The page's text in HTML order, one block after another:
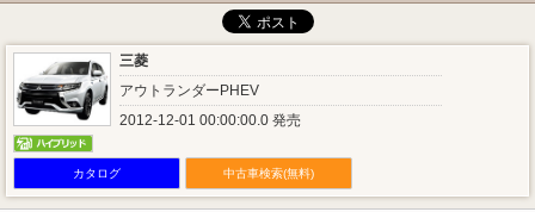
三菱
アウトランダーPHEV
2012-12-01 00:00:00.0 発売
カタログ 中古車検索(無料)